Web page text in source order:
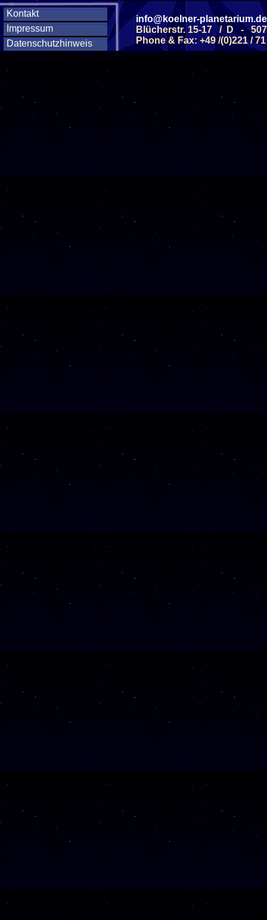
Kontakt
Impressum
Datenschutzhinweis
(ab 8 J.)
Diese
Klicken Sie Hier
Diese
SAMSTAG
SAMSTAG
Alle
info@koelner-planetarium.de
Blücherstr. 15-17 / D -
Phone & Fax: +49 /(0)221 /